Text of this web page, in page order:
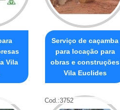
Vila
Serviço de caçamba
para locação para
obras e construções
Vila Euclides
Cod.:3752